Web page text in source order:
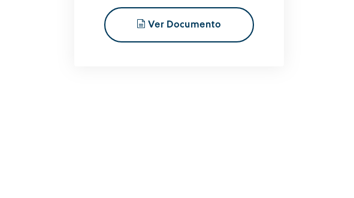
Ver Documento